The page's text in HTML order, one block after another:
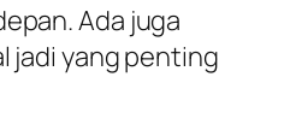
Ada juga
jadi yang penting